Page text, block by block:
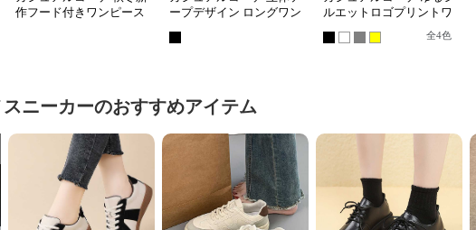
作フード付きワンピース
ープデザイン ロングワン
ルエットロゴプリントワ
全4色
スニーカーのおすすめアイテム